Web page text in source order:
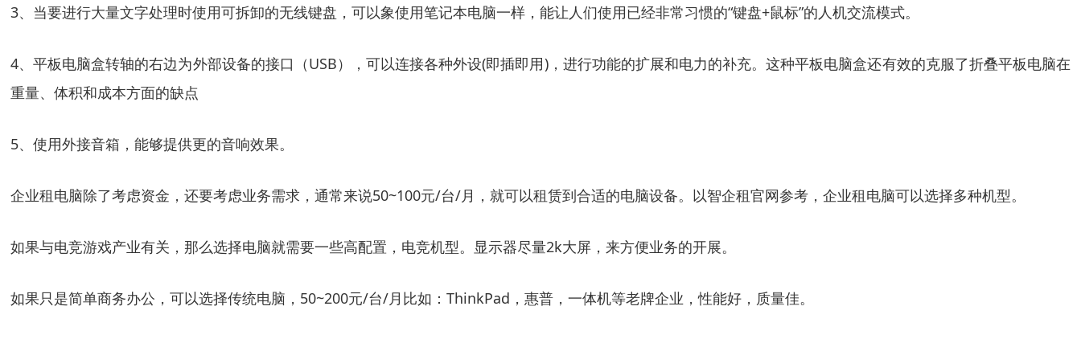
3、当要进行大量文字处理时使用可拆卸的无线键盘，可以象使用笔记本电脑一样，能让人们使用已经非常习惯的“键盘+鼠标”的人机交流模式。
4、平板电脑盒转轴的右边为外部设备的接口（USB），可以连接各种外设(即插即用)，进行功能的扩展和电力的补充。这种平板电脑盒还有效的克服了折叠平板电脑在
重量、体积和成本方面的缺点
5、使用外接音箱，能够提供更的音响效果。
企业租电脑除了考虑资金，还要考虑业务需求，通常来说50~100元/台/月，就可以租赁到合适的电脑设备。以智企租官网参考，企业租电脑可以选择多种机型。
如果与电竞游戏产业有关，那么选择电脑就需要一些高配置，电竞机型。显示器尽量2k大屏，来方便业务的开展。
如果只是简单商务办公，可以选择传统电脑，50~200元/台/月比如：ThinkPad，惠普，一体机等老牌企业，性能好，质量佳。